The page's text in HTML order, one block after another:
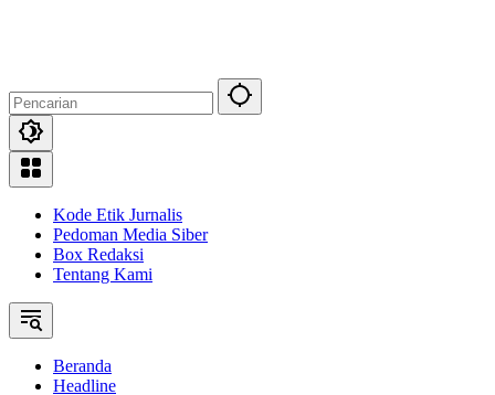
Kode Etik Jurnalis
Pedoman Media Siber
Box Redaksi
Tentang Kami
Beranda
Headline